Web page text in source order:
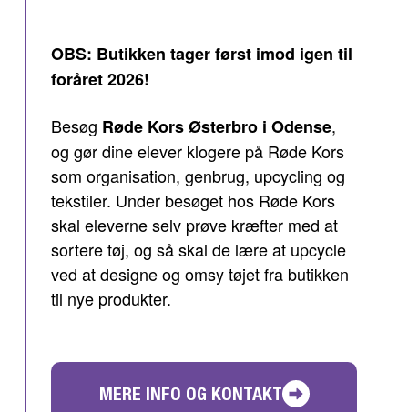
OBS: Butikken tager først imod igen til
foråret 2026!
Besøg Røde Kors Østerbro i Odense,
og gør dine elever klogere på Røde Kors
som organisation, genbrug, upcycling og
tekstiler. Under besøget hos Røde Kors
skal eleverne selv prøve kræfter med at
sortere tøj, og så skal de lære at upcycle
ved at designe og omsy tøjet fra butikken
til nye produkter.
MERE INFO OG KONTAKT